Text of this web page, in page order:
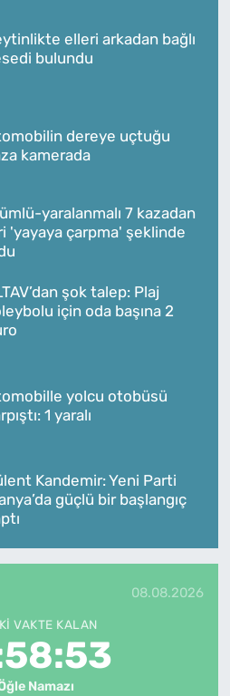
elleri arkadan bağlı
bulundu
dereye uçtuğu
kamerada
yaralanmalı 7 kazadan
'yayaya çarpma' şeklinde
şok talep: Plaj
için oda başına 2
yolcu otobüsü
1 yaralı
Kandemir: Yeni Parti
güçlü bir başlangıç
08.08.2026
VAKTE KALAN
Namazı